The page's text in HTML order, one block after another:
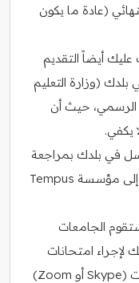
(عادة ما يكون
أيضاً التقديم
(وزارة التعليم
الرسمي، حيث أن
يكفي.
في بلدك بمراجعة
الطلبات وإرسال قائمة المرشحين إلى مؤسسة Tempus
الجامعات
لإجراء امتحانات
قبول كتابية أو مقابلات عبر الإنترنت (Skype أو Zoom)